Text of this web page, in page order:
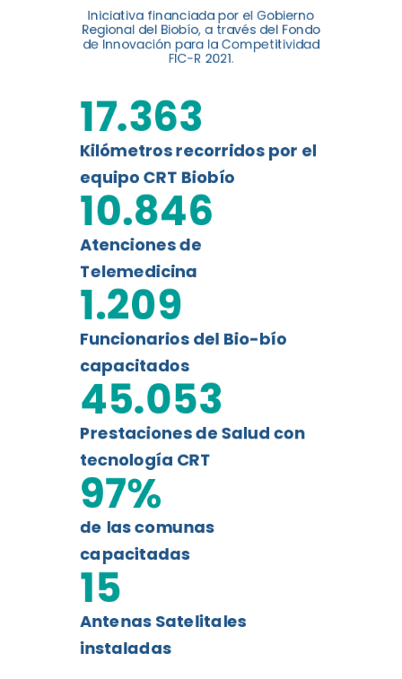
Iniciativa financiada por el Gobierno
Regional del Biobío, a través del Fondo
de Innovación para la Competitividad
FIC-R 2021.
Kilómetros recorridos por el
equipo CRT Biobío
17.363
Atenciones de
Telemedicina
10.846
Funcionarios del Bio-bío
capacitados
1.209
Prestaciones de Salud con
tecnología CRT
45.053
de las comunas
capacitadas
97%
Antenas Satelitales
instaladas
15